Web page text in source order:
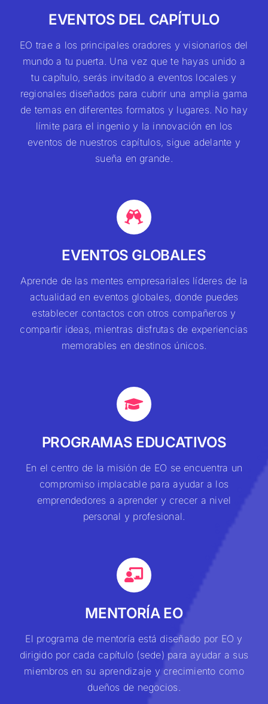
EVENTOS DEL CAPÍTULO
EO trae a los principales oradores y visionarios del
mundo a tu puerta. Una vez que te hayas unido a
tu capítulo, serás invitado a eventos locales y
regionales diseñados para cubrir una amplia gama
de temas en diferentes formatos y lugares. No hay
límite para el ingenio y la innovación en los
eventos de nuestros capítulos, sigue adelante y
sueña en grande.
EVENTOS GLOBALES
Aprende de las mentes empresariales líderes de la
actualidad en eventos globales, donde puedes
establecer contactos con otros compañeros y
compartir ideas, mientras disfrutas de experiencias
memorables en destinos únicos.
PROGRAMAS EDUCATIVOS
En el centro de la misión de EO se encuentra un
compromiso implacable para ayudar a los
emprendedores a aprender y crecer a nivel
personal y profesional.
MENTORÍA EO
El programa de mentoría está diseñado por EO y
dirigido por cada capítulo (sede) para ayudar a sus
miembros en su aprendizaje y crecimiento como
dueños de negocios.